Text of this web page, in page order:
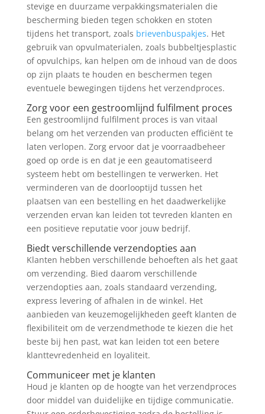
stevige en duurzame verpakkingsmaterialen die
bescherming bieden tegen schokken en stoten
tijdens het transport, zoals brievenbuspakjes. Het
gebruik van opvulmaterialen, zoals bubbeltjesplastic
of opvulchips, kan helpen om de inhoud van de doos
op zijn plaats te houden en beschermen tegen
eventuele bewegingen tijdens het verzendproces.
Zorg voor een gestroomlijnd fulfilment proces
Een gestroomlijnd fulfilment proces is van vitaal
belang om het verzenden van producten efficiënt te
laten verlopen. Zorg ervoor dat je voorraadbeheer
goed op orde is en dat je een geautomatiseerd
systeem hebt om bestellingen te verwerken. Het
verminderen van de doorlooptijd tussen het
plaatsen van een bestelling en het daadwerkelijke
verzenden ervan kan leiden tot tevreden klanten en
een positieve reputatie voor jouw bedrijf.
Biedt verschillende verzendopties aan
Klanten hebben verschillende behoeften als het gaat
om verzending. Bied daarom verschillende
verzendopties aan, zoals standaard verzending,
express levering of afhalen in de winkel. Het
aanbieden van keuzemogelijkheden geeft klanten de
flexibiliteit om de verzendmethode te kiezen die het
beste bij hen past, wat kan leiden tot een betere
klanttevredenheid en loyaliteit.
Communiceer met je klanten
Houd je klanten op de hoogte van het verzendproces
door middel van duidelijke en tijdige communicatie.